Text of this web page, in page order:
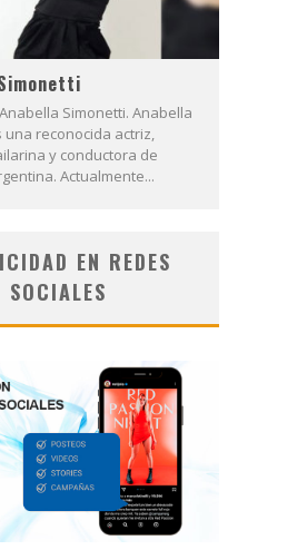
Simonetti. Anabella
una reconocida actriz,
y conductora de
Actualmente...
EN REDES
SOCIALES